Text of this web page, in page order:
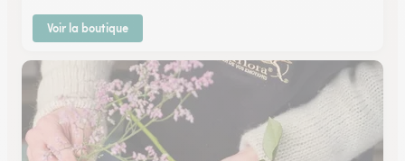
Voir la boutique